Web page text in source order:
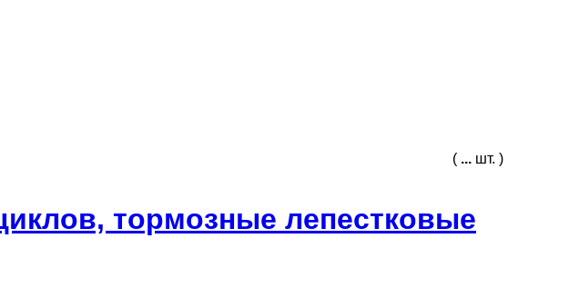
( ... шт. )
тормозные лепестковые